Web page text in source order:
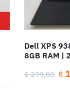
Dell XPS
8GB RAM |
€299,00 €